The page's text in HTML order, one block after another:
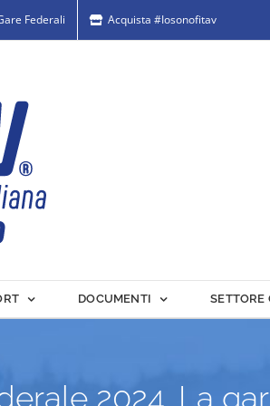
Federali Acquista #Iosonofitav
DOCUMENTI SETTORE
2024. La